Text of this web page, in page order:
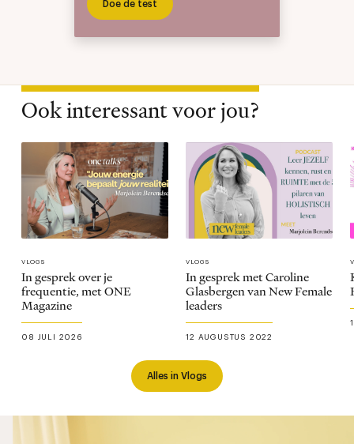
Doe de test
Ook interessant voor jou?
Alles in Vlogs
VLOGS
In gesprek over je
frequentie, met ONE
Magazine
08 JULI 2026
VLOGS
In gesprek met Caroline
Glasbergen van New Female
leaders
12 AUGUSTUS 2022